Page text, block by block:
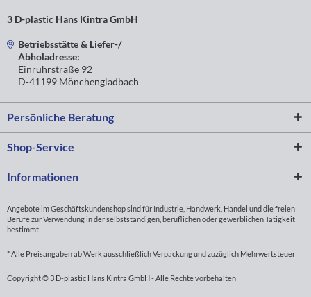
3 D-plastic Hans Kintra GmbH
Betriebsstätte & Liefer-/
Abholadresse:
Einruhrstraße 92
D-41199 Mönchengladbach
Persönliche Beratung
Shop-Service
Informationen
Angebote im Geschäftskundenshop sind für Industrie, Handwerk, Handel und die freien
Berufe zur Verwendung in der selbstständigen, beruflichen oder gewerblichen Tätigkeit
bestimmt.
* Alle Preisangaben ab Werk ausschließlich Verpackung und zuzüglich Mehrwertsteuer
Copyright © 3 D-plastic Hans Kintra GmbH - Alle Rechte vorbehalten